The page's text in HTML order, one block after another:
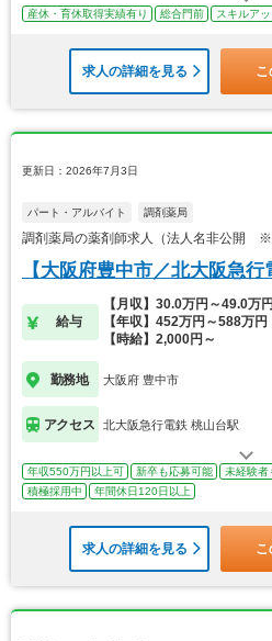
産休・育休取得実績有り 総合門前 スキルア
求人の詳細を見る こ
更新日：2026年7月3日
パート・アルバイト 調剤薬局
調剤薬局の薬剤師求人（法人名非公開 ※
【大阪府豊中市／北大阪急行
給与
【月収】30.0万円～49.0万円
【年収】452万円～588万円
【時給】2,000円～
勤務地 大阪府 豊中市
アクセス 北大阪急行電鉄 桃山台駅
年収550万円以上可 新卒も応募可能 未経験者
積極採用中
年間休日120日以上
求人の詳細を見る こ